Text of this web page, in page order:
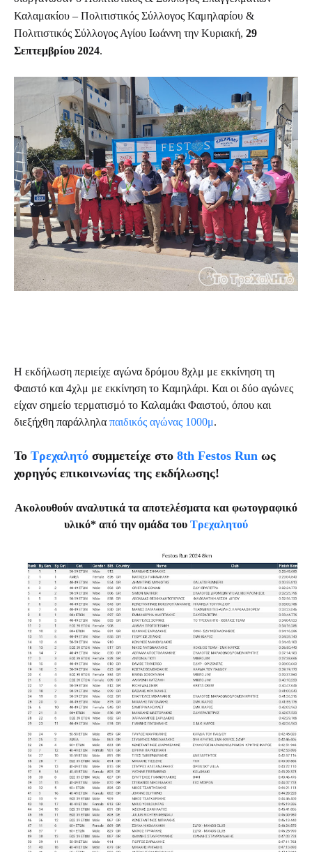
Καλαμακίου – Πολιτιστικός Σύλλογος Καμηλαρίου &
Πολιτιστικός Σύλλογος Αγίου Ιωάννη την Κυριακή, 29
Σεπτεμβρίου 2024.
Η εκδήλωση περιείχε αγώνα δρόμου 8χλμ με εκκίνηση τη
Φαιστό και 4χλμ με εκκίνηση το Καμηλάρι. Και οι δύο αγώνες
είχαν σημείο τερματισμό το Καλαμάκι Φαιστού, όπου και
διεξήχθη παράλληλα παιδικός αγώνας 1000μ.
Το Τρεχαλητό συμμετείχε στο 8th Festos Run ως
χορηγός επικοινωνίας της εκδήλωσης!
Ακολουθούν αναλυτικά τα αποτελέσματα και φωτογραφικό
υλικό* από την ομάδα του Τρεχαλητού